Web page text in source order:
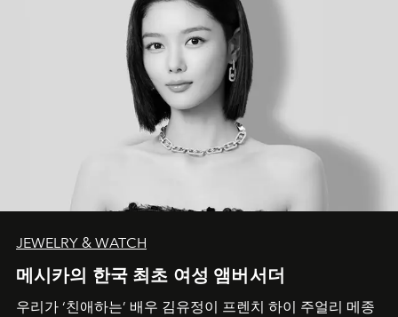
JEWELRY & WATCH
메시카의 한국 최초 여성 앰버서더
우리가 ‘친애하는’ 배우 김유정이 프렌치 하이 주얼리 메종